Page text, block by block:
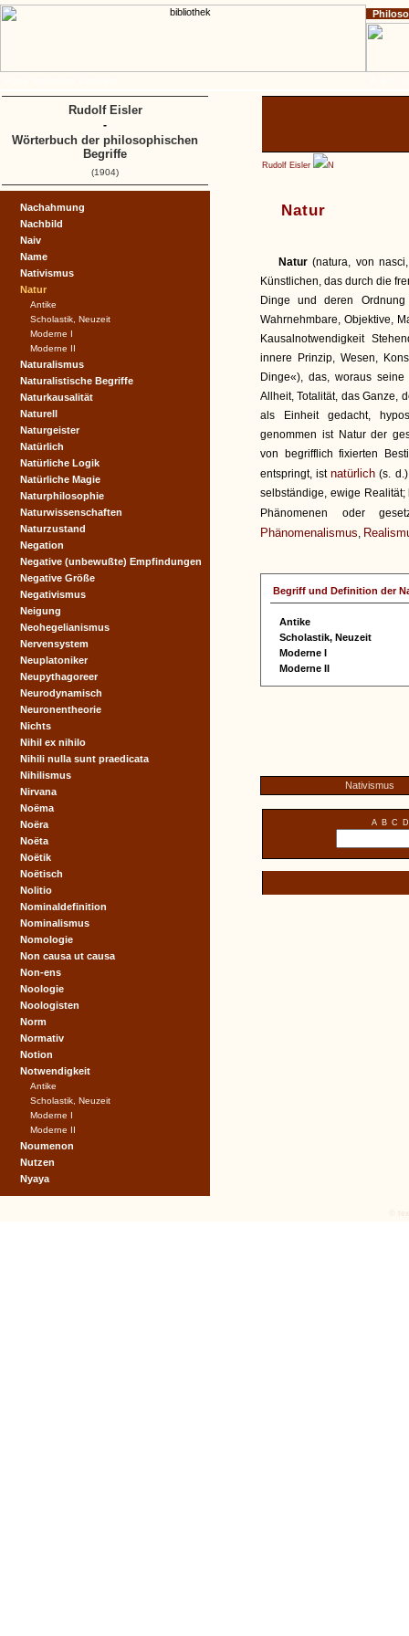
Rudolf Eisler N
Natur
Natur(natura, von
Künstlichen, das durch die
Dinge und deren
Wahrnehmbare, Objektive,
Kausalnotwendigkeit
innere Prinzip, Wesen,
Dinge«), das, woraus
Allheit, Totalität, das Ganze,
als Einheit gedacht,
genommen ist Natur der
von begrifflich fixierten
entspringt, istnatürlich (s.
selbständige, ewige
Phänomenen oder
Phänomenalismus,
Begriff und Definition der
Antike
Scholastik, Neuzeit
Moderne I
Moderne II
Nativismus
A B C D
Nachahmung
Nachbild
Naiv
Name
Nativismus
Natur
Antike
Scholastik, Neuzeit
Moderne I
Moderne II
Naturalismus
Naturalistische Begriffe
Naturkausalität
Naturell
Naturgeister
Natürlich
Natürliche Logik
Natürliche Magie
Naturphilosophie
Naturwissenschaften
Naturzustand
Negation
Negative (unbewußte) Empfindungen
Negative Größe
Negativismus
Neigung
Neohegelianismus
Nervensystem
Neuplatoniker
Neupythagoreer
Neurodynamisch
Neuronentheorie
Nichts
Nihil ex nihilo
Nihili nulla sunt praedicata
Nihilismus
Nirvana
Noëma
Noëra
Noëta
Noëtik
Noëtisch
Nolitio
Nominaldefinition
Nominalismus
Nomologie
Non causa ut causa
Non-ens
Noologie
Noologisten
Norm
Normativ
Notion
Notwendigkeit
Antike
Scholastik, Neuzeit
Moderne I
Moderne II
Noumenon
Nutzen
Nyaya
Rudolf Eisler
-
Wörterbuch der philosophischen
Begriffe
(1904)